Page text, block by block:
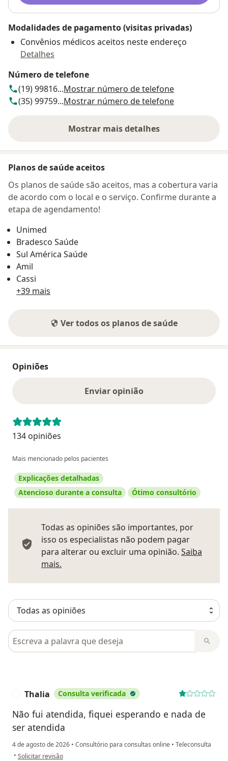
Modalidades de pagamento (visitas privadas)
Convênios médicos aceitos neste endereço
Detalhes
Número de telefone
(19) 99816...Mostrar número de telefone
(35) 99759...Mostrar número de telefone
Mostrar mais detalhes
sobre o endereço
Planos de saúde aceitos
Os planos de saúde são aceitos, mas a cobertura varia
de acordo com o local e o serviço. Confirme durante a
etapa de agendamento!
Unimed
Bradesco Saúde
Sul América Saúde
Amil
Cassi
+39 mais
Ver todos os planos de saúde
Opiniões
Enviar opinião
134 opiniões
Mais mencionado pelos pacientes
Explicações detalhadas
Atencioso durante a consulta
Ótimo consultório
Todas as opiniões são importantes, por
isso os especialistas não podem pagar
para alterar ou excluir uma opinião. Saiba
mais.
Pesquisar em opiniões
Thalia Consulta verificada
Não fui atendida, fiquei esperando e nada de
ser atendida
4 de agosto de 2026 • Consultório para consultas online • Teleconsulta
• na opinião do utilizador Thalia
Solicitar revisão